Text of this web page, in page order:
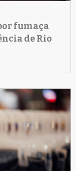
fumaça
de Rio